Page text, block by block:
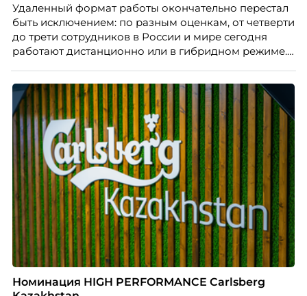
Удаленный формат работы окончательно перестал
быть исключением: по разным оценкам, от четверти
до трети сотрудников в России и мире сегодня
работают дистанционно или в гибридном режиме.
адаптация во многом происходит сама собой, то на
расстоянии она требует осознанного
проектирования — иначе компания рискует
потерять новичка в первые же месяцы.
Номинация HIGH PERFORMANCE Carlsberg